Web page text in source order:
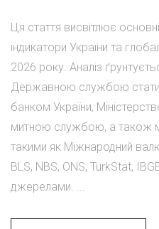
Ця стаття висвітлює
індикатори України та
2026 року. Аналіз
Державною службою
банком України,
митною службою, а також
такими як Міжнародний
BLS, NBS, ONS, TurkStat,
джерелами. ...